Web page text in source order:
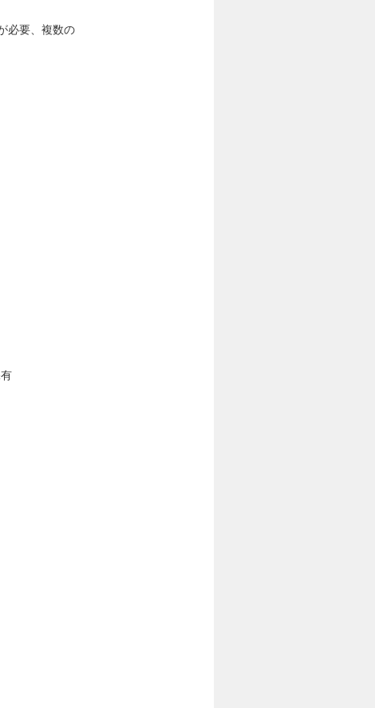
必要、複数の